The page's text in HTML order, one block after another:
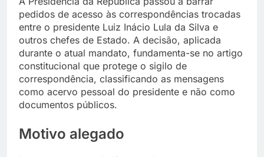
pedidos de acesso às correspondências trocadas
entre o presidente Luiz Inácio Lula da Silva e
outros chefes de Estado. A decisão, aplicada
durante o atual mandato, fundamenta-se no artigo
constitucional que protege o sigilo de
correspondência, classificando as mensagens
como acervo pessoal do presidente e não como
documentos públicos.
Motivo alegado